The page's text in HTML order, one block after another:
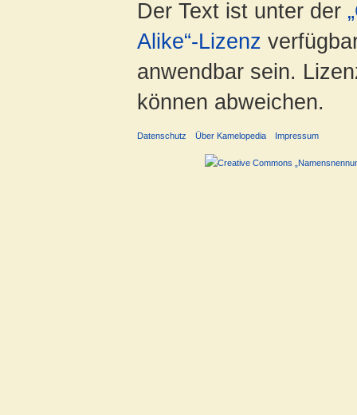
Der Text ist unter der
Alike“-Lizenz
anwendbar sein.
können abweichen.
Datenschutz Über Kamelopedia Impressum